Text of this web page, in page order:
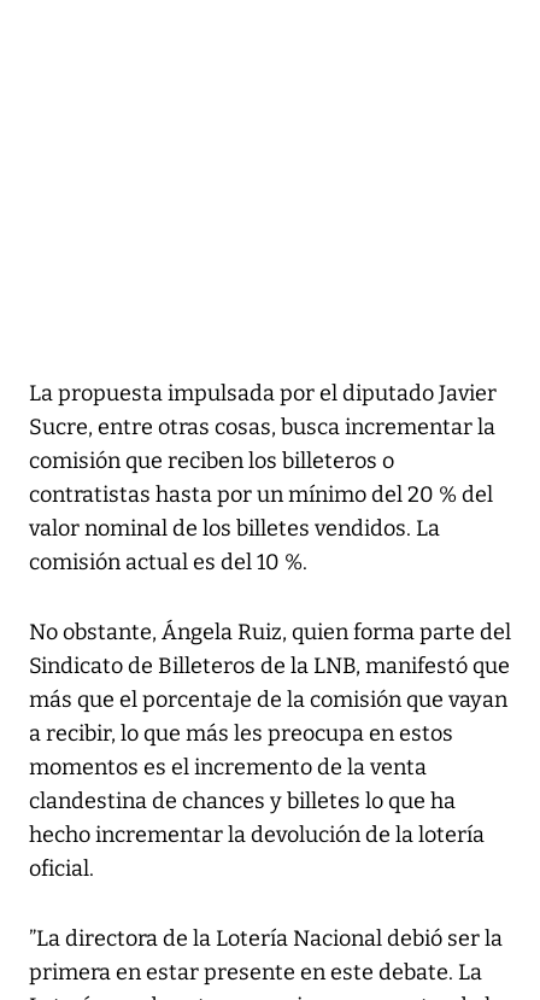
La propuesta impulsada por el diputado Javier
Sucre, entre otras cosas, busca incrementar la
comisión que reciben los billeteros o
contratistas hasta por un mínimo del 20 % del
valor nominal de los billetes vendidos. La
comisión actual es del 10 %.
No obstante, Ángela Ruiz, quien forma parte del
Sindicato de Billeteros de la LNB, manifestó que
más que el porcentaje de la comisión que vayan
a recibir, lo que más les preocupa en estos
momentos es el incremento de la venta
clandestina de chances y billetes lo que ha
hecho incrementar la devolución de la lotería
oficial.
”La directora de la Lotería Nacional debió ser la
primera en estar presente en este debate. La